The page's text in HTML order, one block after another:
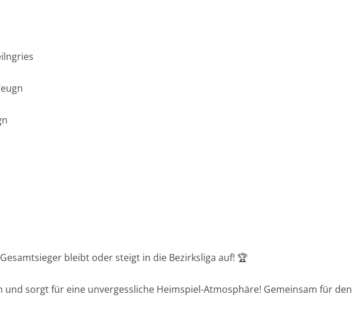
bleibt oder steigt in die Bezirksliga auf! 🏆
und sorgt für eine unvergessliche Heimspiel-Atmosphäre! Gemeinsam für den